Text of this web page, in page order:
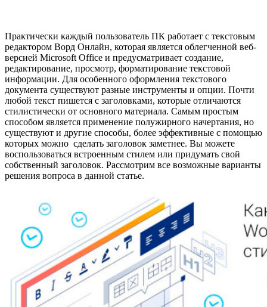
Практически каждый пользователь ПК работает с текстовым
редактором Ворд Онлайн, которая является облегченной веб-
версией Microsoft Office и предусматривает создание,
редактирование, просмотр, форматирование текстовой
информации. Для особенного оформления текстового
документа существуют разные инструменты и опции. Почти
любой текст пишется с заголовками, которые отличаются
стилистически от основного материала. Самым простым
способом является применение полужирного начертания, но
существуют и другие способы, более эффективные с помощью
которых можно сделать заголовок заметнее. Вы можете
воспользоваться встроенным стилем или придумать свой
собственный заголовок. Рассмотрим все возможные варианты
решения вопроса в данной статье.